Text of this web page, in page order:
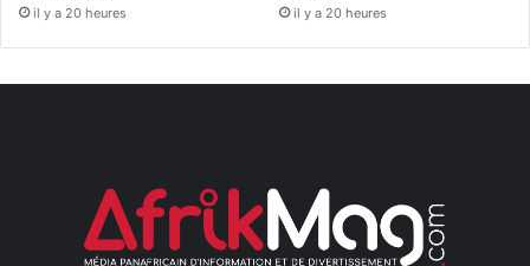
il y a 20 heures il y a 20 heures